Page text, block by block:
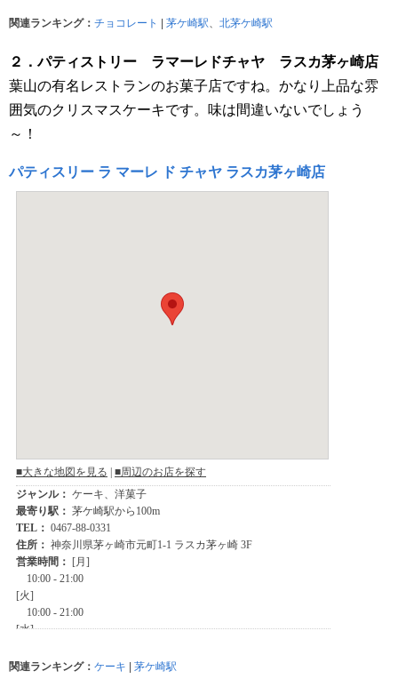
関連ランキング： チョコレート 茅ケ崎駅、 北茅ケ崎駅
２．パティストリー ラマーレドチャヤ ラスカ茅ヶ崎店
葉山の有名レストランのお菓子店ですね。かなり上品な雰
囲気のクリスマスケーキです。味は間違いないでしょう
～！
パティスリー ラ マーレ ド チャヤ ラスカ茅ヶ崎店
関連ランキング： ケーキ 茅ケ崎駅